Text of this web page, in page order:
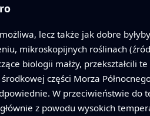
lecz także jak dobre
mikroskopijnych roślinach
biologii małży, przekształcili
części Morza
W przeciwieństwie
z powodu wysokich